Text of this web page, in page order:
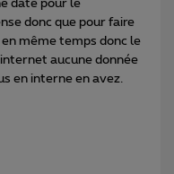
date pour le
donc que pour faire
même temps donc le
aucune donnée
en interne en avez.